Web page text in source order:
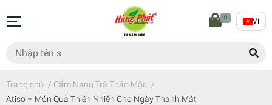
0 VI
Trang chủ / Cẩm Nang Trà Thảo Mộc /
Atiso – Món Quà Thiên Nhiên Cho Ngày Thanh Mát